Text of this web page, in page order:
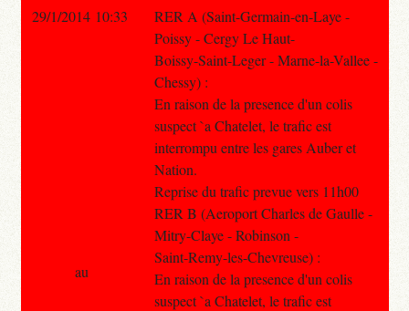
29/1/2014 10:33
RER A (Saint-Germain-en-Laye -
Poissy - Cergy Le Haut-
Boissy-Saint-Leger - Marne-la-Vallee -
Chessy) :
En raison de la presence d'un colis
suspect `a Chatelet, le trafic est
interrompu entre les gares Auber et
Nation.
Reprise du trafic prevue vers 11h00
RER B (Aeroport Charles de Gaulle -
Mitry-Claye - Robinson -
Saint-Remy-les-Chevreuse) :
En raison de la presence d'un colis
suspect `a Chatelet, le trafic est
au